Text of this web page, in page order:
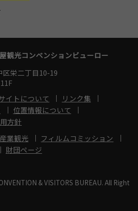
観光コンベンションビューロー
区栄二丁目10-19
イトについて
リンク集
位置情報について
方針
産業観光
フィルムコミッション
財団ページ
& VISITORS BUREAU. All Right